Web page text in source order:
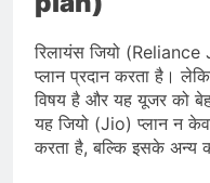
रिलायंस जियो
प्लान प्रदान करता है।
विषय है और यह यूजर को
यह जियो (Jio) प्लान न
करता है, बल्कि इसके अन्य